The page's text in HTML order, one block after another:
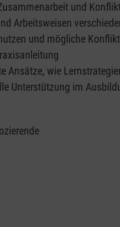
und
Arbeitsweisen
und mögliche
Ansätze, wie
Unterstützung im